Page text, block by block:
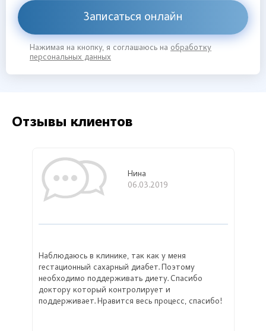
Записаться онлайн
Нажимая на кнопку, я соглашаюсь на обработку
персональных данных
Отзывы клиентов
Нина
06.03.2019
Наблюдаюсь в клинике, так как у меня
гестационный сахарный диабет. Поэтому
необходимо поддерживать диету. Спасибо
доктору который контролирует и
поддерживает. Нравится весь процесс, спасибо!